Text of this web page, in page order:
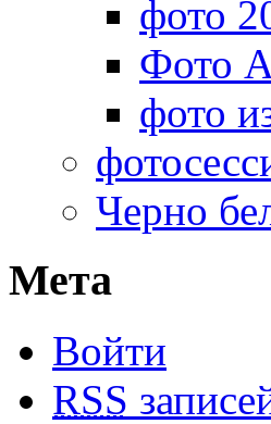
фото
Фото
фото
Черно
Мета
Войти
RSS